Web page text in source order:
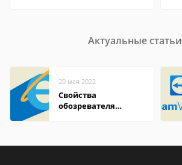
Актуальные статьи
20 мая 2022
Свойства
обозревателя